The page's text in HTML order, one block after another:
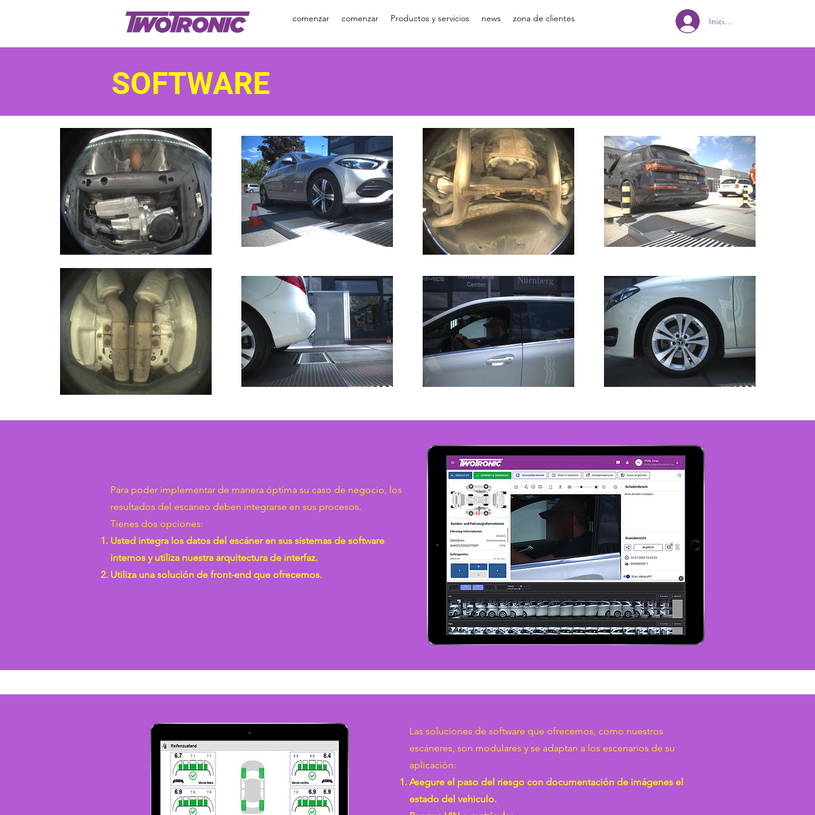
comenzar comenzar Productos y servicios news zona de clientes Iniciar sesión
SOFTWARE
Para poder implementar de manera óptima su caso de negocio, los
resultados del escaneo deben integrarse en sus procesos.
Tienes dos opciones:
Usted integra los datos del escáner en sus sistemas de software
internos y utiliza nuestra arquitectura de interfaz.
Utiliza una solución de front-end que ofrecemos. ​
Las soluciones de software que ofrecemos, como nuestros
escáneres, son modulares y se adaptan a los escenarios de su
aplicación:
Asegure el paso del riesgo con documentación de imágenes el
estado del vehiculo.